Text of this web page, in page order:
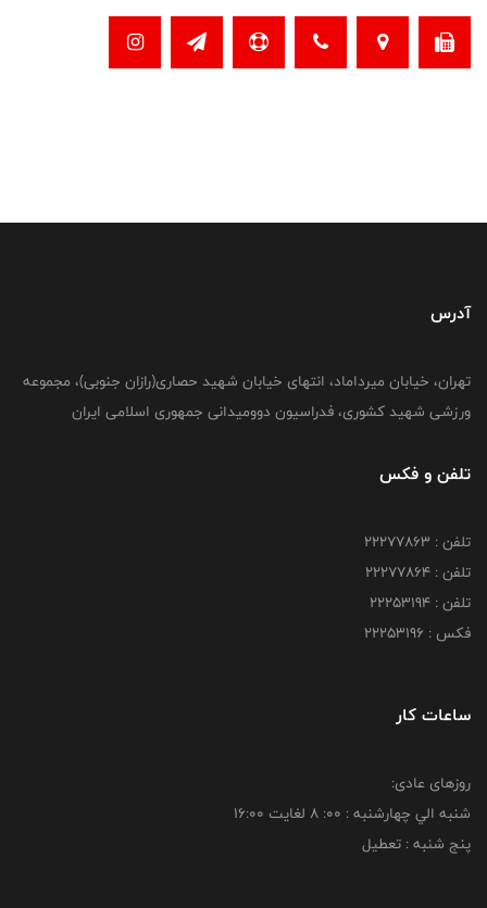
آدرس
تهران، خیابان میرداماد، انتهای خیابان شهید حصاری(رازان جنوبی)، مجموعه
ورزشی شهید کشوری، فدراسیون دوومیدانی جمهوری اسلامی ایران
تلفن و فکس
تلفن : 22277863
تلفن : 22277864
تلفن : 22253194
فکس : 22253196
ساعات کار
روزهای عادی:
شنبه الي چهارشنبه : 00: 8 لغايت 16:00
پنج شنبه : تعطیل